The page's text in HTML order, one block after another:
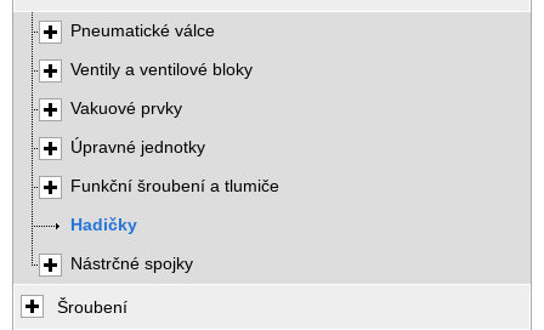
Pneumatické válce
Ventily a ventilové bloky
Vakuové prvky
Úpravné jednotky
Funkční šroubení a tlumiče
Hadičky
Nástrčné spojky
Šroubení